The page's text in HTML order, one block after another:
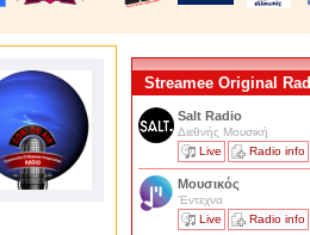
Streamee Original
Salt Radio
Διεθνής Μουσική
Live
Radio info
Μουσικός
'Εντεχνα
Live
Radio info